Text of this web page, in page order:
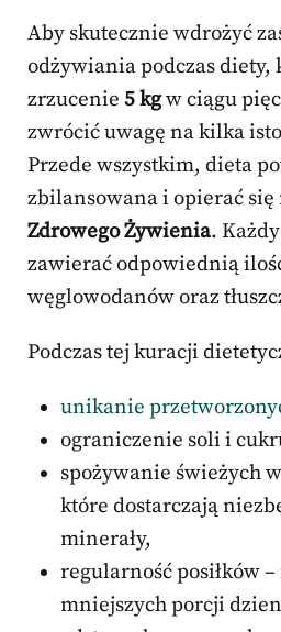
Aby skutecznie wdrożyć
odżywiania podczas diety,
zrzucenie 5 kgw ciągu
zwrócić uwagę na kilka
Przede wszystkim, dieta
zbilansowana i opierać się
Zdrowego Żywienia.
zawierać odpowiednią
węglowodanów oraz
Podczas tej kuracji
unikanie
ograniczenie soli i
spożywanie świeżych
które dostarczają
minerały,
regularność posiłków
mniejszych porcji